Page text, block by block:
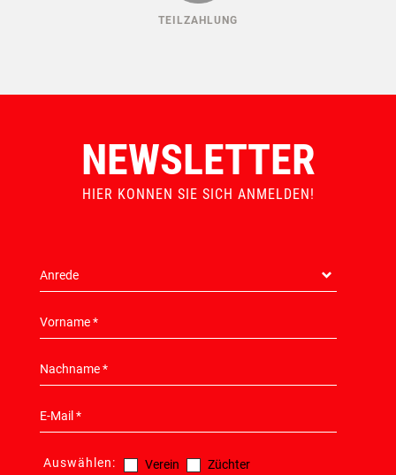
TEILZAHLUNG
NEWSLETTER
HIER KONNEN SIE SICH ANMELDEN!
Auswählen: Verein Züchter